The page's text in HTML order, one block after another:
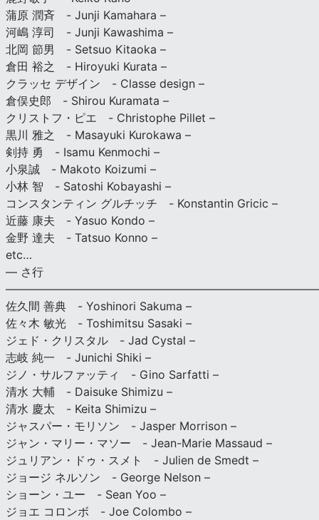
蒲原 潤斉 - Junji Kamahara –
河嶋 淳司 - Junji Kawashima –
北岡 節男 - Setsuo Kitaoka –
倉田 裕之 - Hiroyuki Kurata –
クラッセ デザイン - Classe design –
倉俣史郎 - Shirou Kuramata –
クリストフ・ピエ - Christophe Pillet –
黒川 雅之 - Masayuki Kurokawa –
剣持 勇 - Isamu Kenmochi –
小泉誠 - Makoto Koizumi –
小林 智 - Satoshi Kobayashi –
コンスタンティン グルチッチ - Konstantin Gricic –
近藤 康夫 - Yasuo Kondo –
金野 達夫 - Tatsuo Konno –
etc…
— さ行
佐久間 善典 - Yoshinori Sakuma –
佐々木 敏光 - Toshimitsu Sasaki –
ジェド・クリスタル - Jad Cystal –
志岐 純一 - Junichi Shiki –
ジノ・サルファッティ - Gino Sarfatti –
清水 大輔 - Daisuke Shimizu –
清水 慶太 - Keita Shimizu –
ジャスパー・モリソン - Jasper Morrison –
ジャン・マリー・マソー - Jean-Marie Massaud –
ジュリアン・ドゥ・スメト - Julien de Smedt –
ジョージ ネルソン - George Nelson –
ショーン・ユー - Sean Yoo –
ジョエ コロンボ - Joe Colombo –